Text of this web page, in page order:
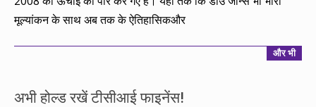
मूल्यांकन के साथ अब तक के ऐतिहासिकऔर
और भी
अभी होल्ड रखें टीसीआई फाइनेंस!